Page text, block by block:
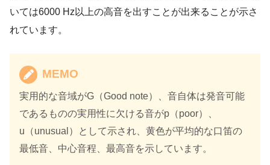
いては6000 Hz以上の高音を出すことが出来ることが示さ
れています。
MEMO
実用的な音域がG（Good note）、音自体は発音可能
であるものの実用性に欠ける音がp（poor）、
u（unusual）として示され、黄色が平均的な口笛の
最低音、中心音程、最高音を示しています。